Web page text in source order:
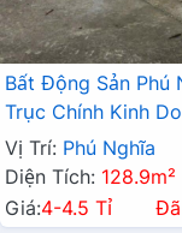
Bất Động Sản Phú
Trục Chính Kinh
Vị Trí: Phú Nghĩa
Diện Tích: 128.9m²
Giá:4-4.5 Tỉ